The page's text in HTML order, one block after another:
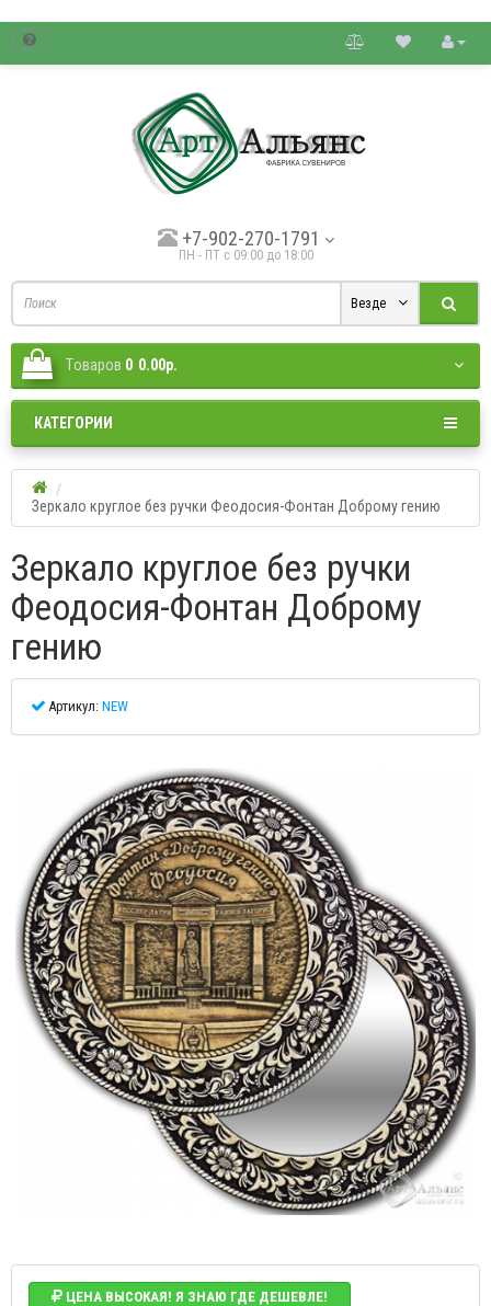
+7-902-270-1791
ПН - ПТ с 09:00 до 18:00
Везде
Tоваров 0 0.00р.
КАТЕГОРИИ
Зеркало круглое без ручки Феодосия-Фонтан Доброму гению
Зеркало круглое без ручки
Феодосия-Фонтан Доброму
гению
Артикул: NEW
ЦЕНА ВЫСОКАЯ! Я ЗНАЮ ГДЕ ДЕШЕВЛЕ!